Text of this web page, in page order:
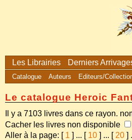
Les Librairies Derniers
Catalogue Auteurs Editeurs/
Le catalogue Heroic
Il y a 7103 livres dans ce rayon.
Cacher les livres non disponible
Aller à la page: [ 1 ] ... [ 10 ] ... [ 20 ]